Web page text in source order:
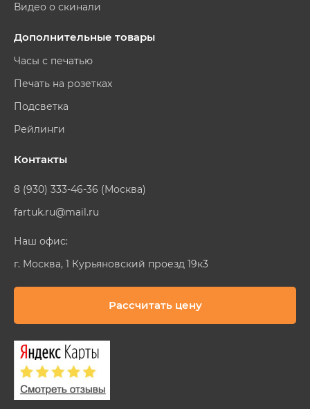
Видео о скинали
Дополнительные товары
Часы с печатью
Печать на розетках
Подсветка
Рейлинги
Контакты
8 (930) 333-46-36 (Москва)
fartuk.ru@mail.ru
Наш офис:
г. Москва, 1 Курьяновский проезд 19к3
Рассчитать цену